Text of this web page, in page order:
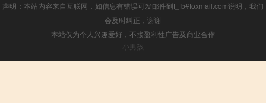
声明：本站内容来自互联网，如信息有错误可发邮件到f_fb#foxmail.com说明，我们
会及时纠正，谢谢
本站仅为个人兴趣爱好，不接盈利性广告及商业合作
小男孩